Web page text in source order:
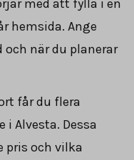
med att fylla i en
hemsida. Ange
när du planerar
får du flera
Alvesta. Dessa
pris och vilka